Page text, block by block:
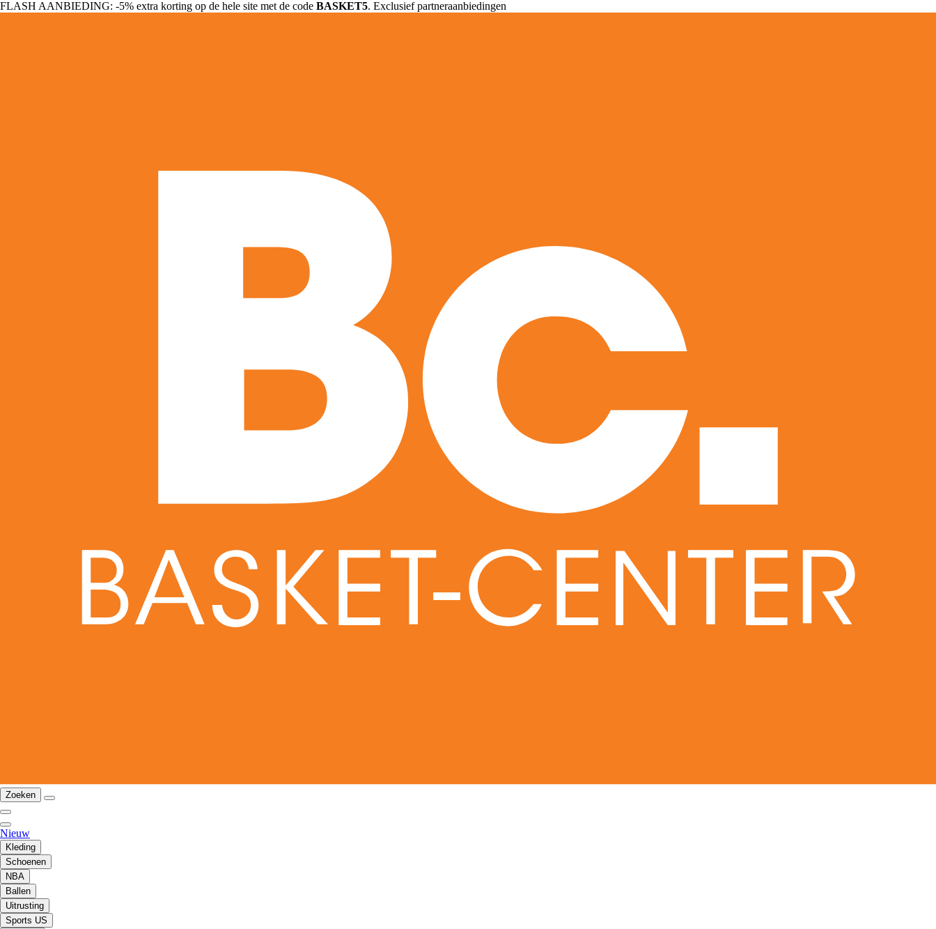
FLASH AANBIEDING: -5% extra korting op de hele site met de code BASKET5. Exclusief partneraanbiedingen
Zoeken
Nieuw
Kleding
Schoenen
NBA
Ballen
Uitrusting
Sports US